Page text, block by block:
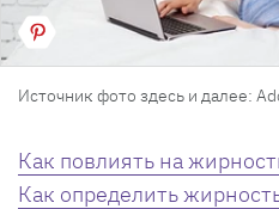
Источник фото здесь и далее:
Как повлиять на
Как определить